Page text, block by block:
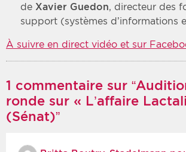
de Xavier Guedon, directeur des
support (systèmes d’informations
À suivre en direct vidéo et sur
1 commentaire sur
ronde sur « L’affaire
(Sénat)”